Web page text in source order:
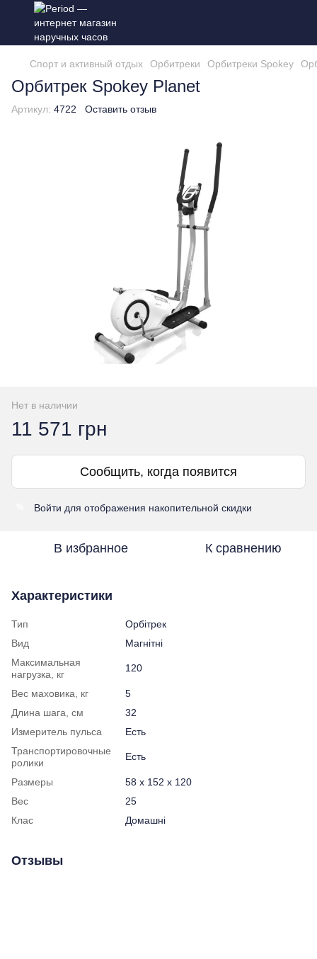
Спорт и активный отдых Орбитреки Орбитреки Spokey
Орбитрек Spokey Planet
Артикул: 4722 Оставить отзыв
Нет в наличии
11 571 грн
Сообщить, когда появится
Войти для отображения накопительной скидки
В избранное К сравнению
Характеристики
Тип
Орбітрек
Вид
Магнітні
Максимальная
нагрузка, кг
120
Вес маховика, кг
5
Длина шага, см
32
Измеритель пульса
Есть
Транспортировочные
ролики
Есть
Размеры
58 x 152 x 120
Вес
25
Клас
Домашні
Отзывы